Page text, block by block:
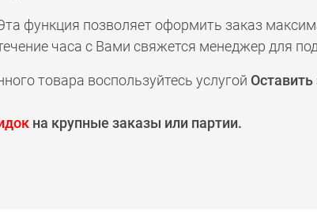
функция позволяет оформить заказ
часа с Вами свяжется менеджер для
товара воспользуйтесь услугой Оставить
на крупные заказы или партии.